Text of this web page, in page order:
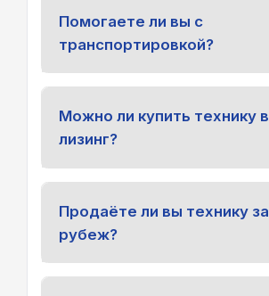
Помогаете ли вы с
транспортировкой?
Можно ли купить технику в
лизинг?
Продаёте ли вы технику за
рубеж?